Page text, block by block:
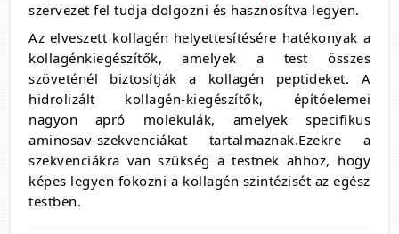
szervezet fel tudja dolgozni és hasznosítva legyen.
Az elveszett kollagén helyettesítésére hatékonyak a
kollagénkiegészítők, amelyek a test összes
szöveténél biztosítják a kollagén peptideket. A
hidrolizált kollagén-kiegészítők, építóelemei
nagyon apró molekulák, amelyek specifikus
aminosav-szekvenciákat tartalmaznak.Ezekre a
szekvenciákra van szükség a testnek ahhoz, hogy
képes legyen fokozni a kollagén szintézisét az egész
testben.